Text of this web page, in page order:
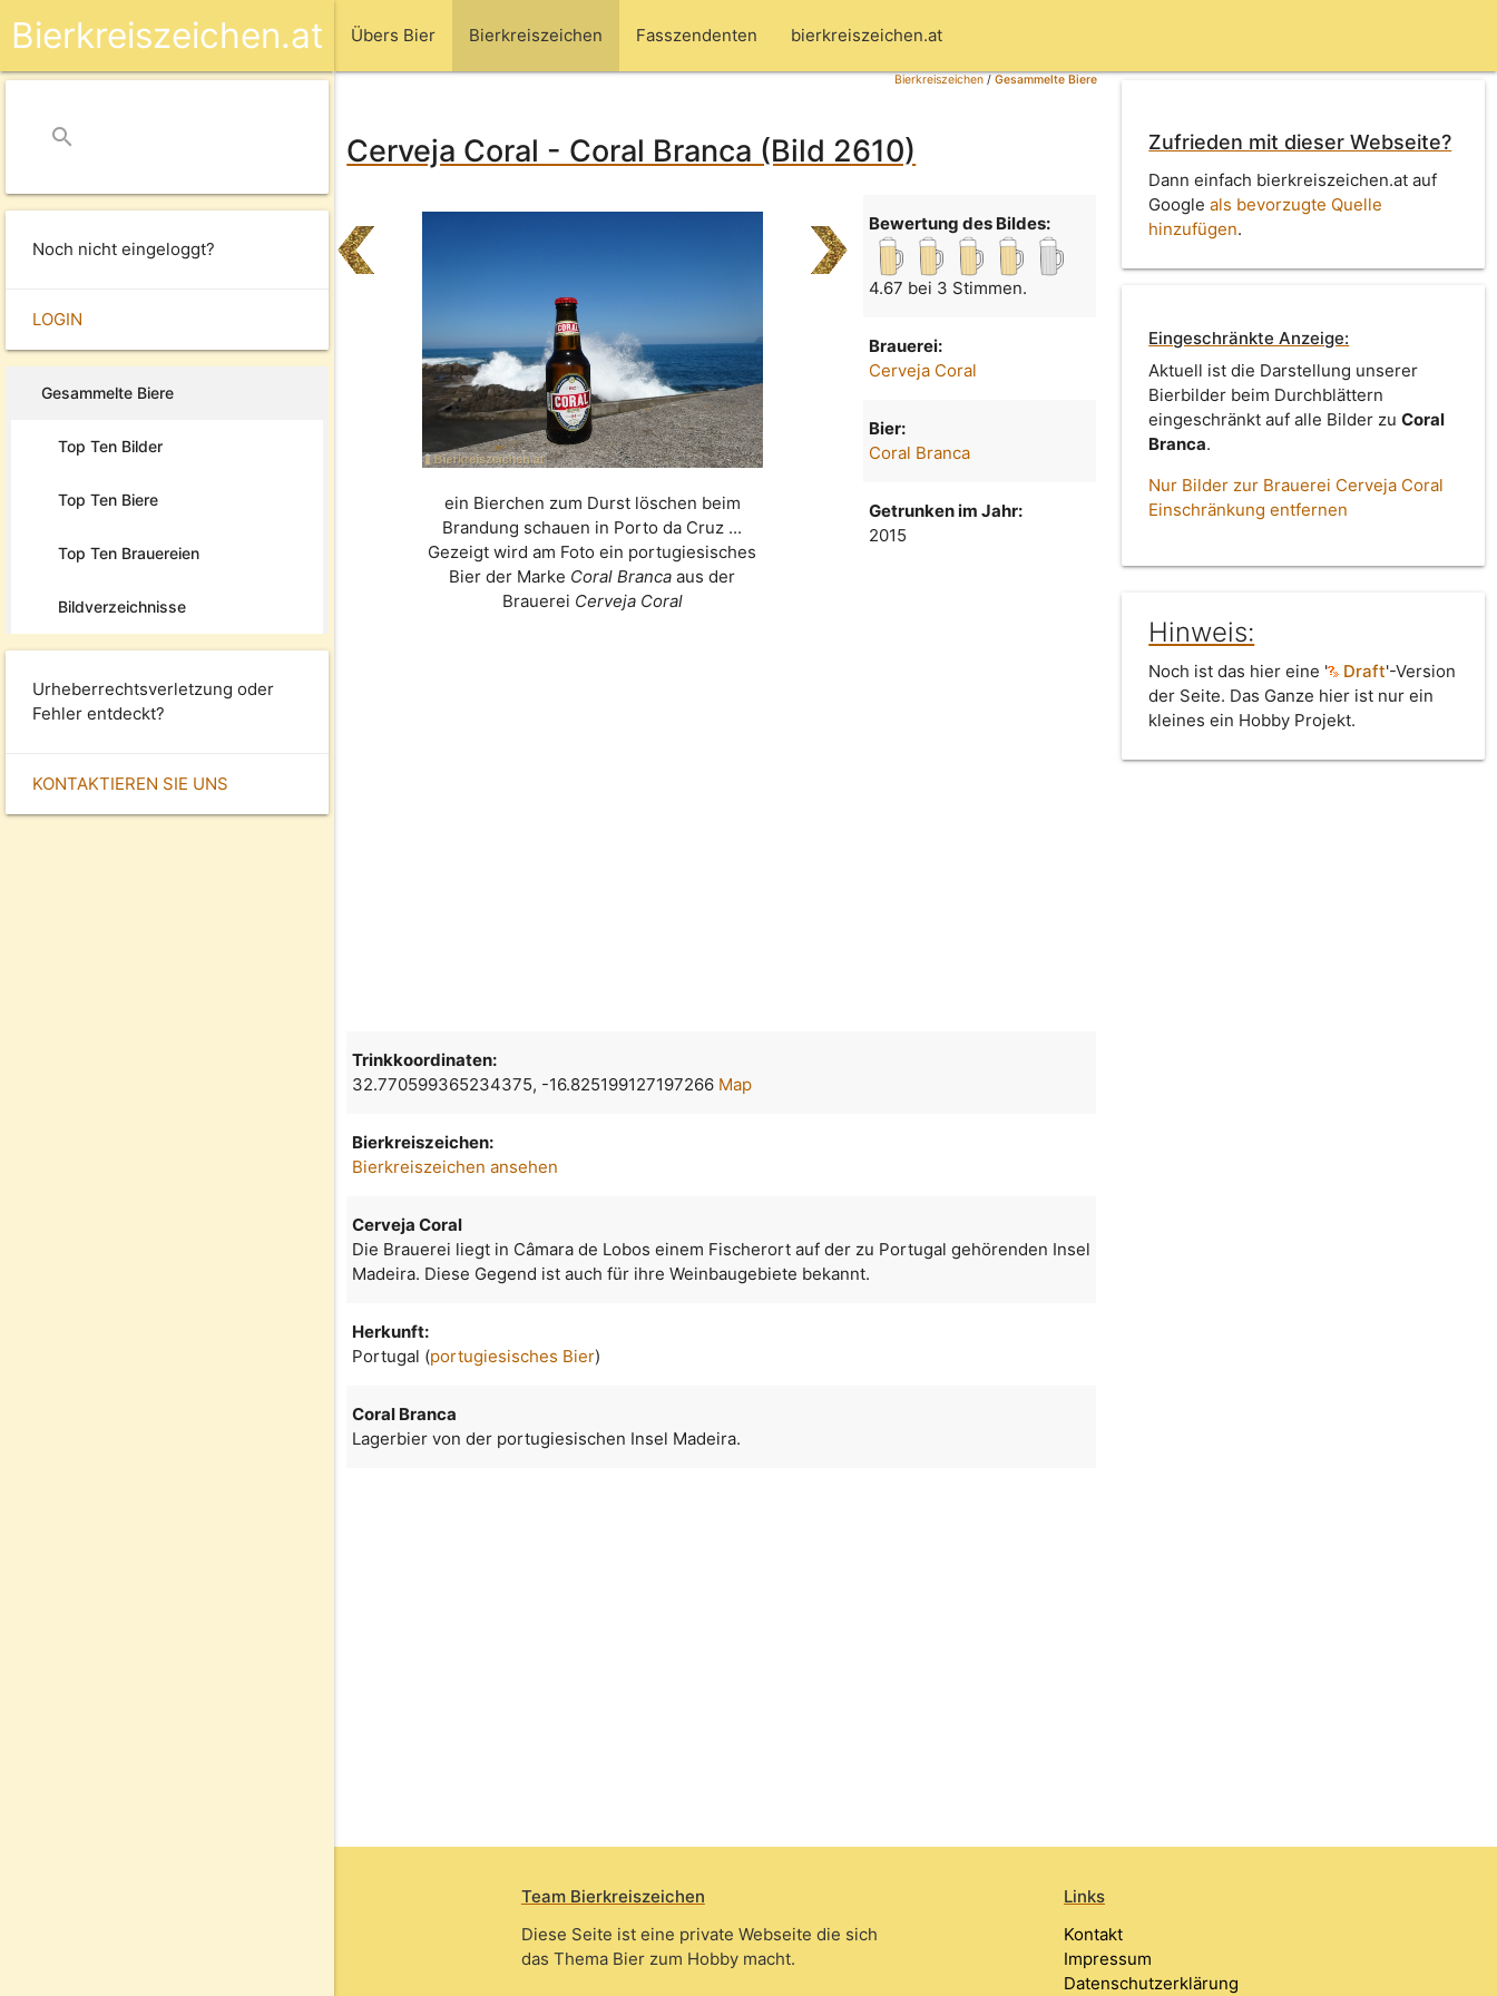
Übers Bier Bierkreiszeichen Fasszendenten bierkreiszeichen.at
Bierkreiszeichen.at
search
Noch nicht eingeloggt?
LOGIN
Gesammelte Biere
Top Ten Bilder
Top Ten Biere
Top Ten Brauereien
Bildverzeichnisse
Urheberrechtsverletzung oder
Fehler entdeckt?
KONTAKTIEREN SIE UNS
Bierkreiszeichen/Gesammelte Biere
Cerveja Coral - Coral Branca (Bild 2610)
ein Bierchen zum Durst löschen beim
Brandung schauen in Porto da Cruz ...
Gezeigt wird am Foto ein portugiesisches
Bier der Marke Coral Branca aus der
Brauerei Cerveja Coral
Bewertung des Bildes:
4.67 bei 3 Stimmen.
Brauerei:
Cerveja Coral
Bier:
Coral Branca
Getrunken im Jahr:
2015
Zufrieden mit dieser Webseite?
Dann einfach bierkreiszeichen.at auf
Googleals bevorzugte Quelle
hinzufügen.
Eingeschränkte Anzeige:
Aktuell ist die Darstellung unserer
Bierbilder beim Durchblättern
eingeschränkt auf alle Bilder zuCoral
Branca.
Nur Bilder zur Brauerei Cerveja Coral
Einschränkung entfernen
Hinweis:
Noch ist das hier eine ' Draft'-Version
der Seite. Das Ganze hier ist nur ein
kleines ein Hobby Projekt.
Trinkkoordinaten:
32.770599365234375, -16.825199127197266 Map
Bierkreiszeichen:
Bierkreiszeichen ansehen
Cerveja Coral
Die Brauerei liegt in Câmara de Lobos einem Fischerort auf der zu Portugal gehörenden Insel
Madeira. Diese Gegend ist auch für ihre Weinbaugebiete bekannt.
Herkunft:
Portugal (portugiesisches Bier)
Coral Branca
Lagerbier von der portugiesischen Insel Madeira.
Team Bierkreiszeichen
Diese Seite ist eine private Webseite die sich
das Thema Bier zum Hobby macht.
Links
Kontakt
Impressum
Datenschutzerklärung